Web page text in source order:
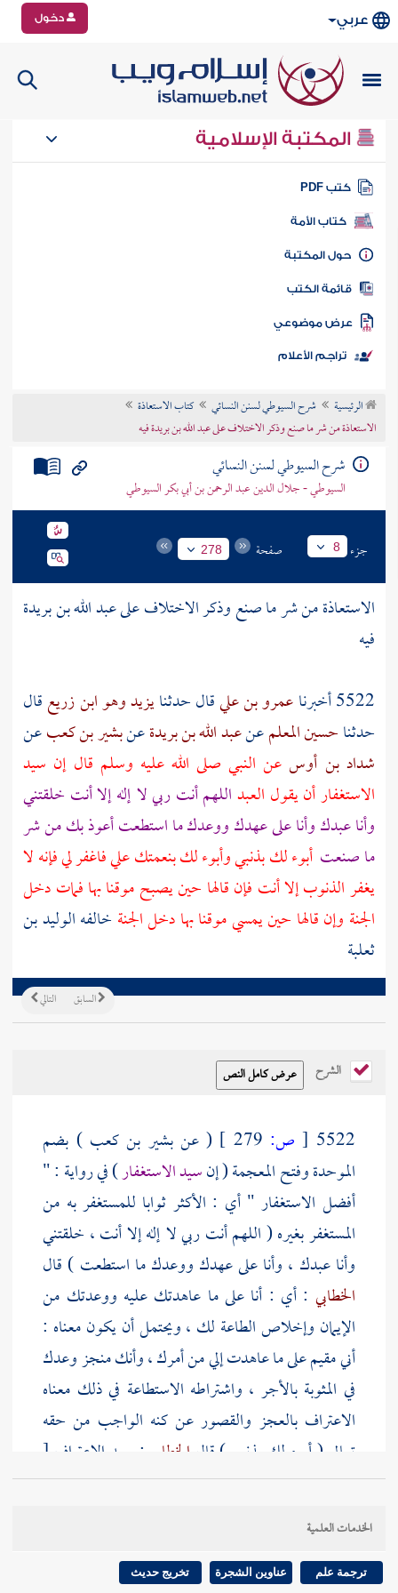
عربي دخول
المكتبة الإسلامية
كتب PDF
كتاب الأمة
المكتبة
الكتب
موضوعي
تراجم الأعلام
الرئيسية شرح السيوطي لسنن النسائي
كتاب الاستعاذة
الاستعاذة من شر ما صنع وذكر الاختلاف على عبد الله بن بريدة فيه
شرح السيوطي لسنن النسائي
السيوطي - جلال الدين عبد الرحمن بن أبي بكر السيوطي
جزء 8 صفحة 278
الاستعاذة من شر ما صنع وذكر الاختلاف علىعبد الله بن بريدة
فيه
5522 أخبرنا
عمرو بن عليقال حدثنايزيد وهو ابن زريعقال
حدثناحسين المعلمعنعبد الله بن بريدةعنبشير بن كعبعن
شداد بن أوس عن النبي صلى الله عليه وسلم قال إن سيد
الاستغفار أن يقول العبداللهم أنت ربي لا إله إلا أنت خلقتني
وأنا عبدك وأنا على عهدك ووعدك ما استطعت أعوذ بك من شر
ما صنعت أبوء لك بذنبي وأبوء لك بنعمتك علي فاغفر لي فإنه لا
يغفر الذنوب إلا أنت فإن قالها حين يصبح موقنا بها فمات دخل
الجنة وإن قالها حين يمسي موقنا بها دخل الجنة خالفهالوليد بن
ثعلبة
التالي السابق
الشرح
5522
[ ص: ( عنبشير بن كعب) بضم
الموحدة وفتح المعجمة ( إنسيد الاستغفار) في رواية : "
أفضل الاستغفار " أي : الأكثر ثوابا للمستغفر به من
المستغفر بغيره ( اللهم أنت ربي لا إله إلا أنت ، خلقتني
وأنا عبدك ، وأنا على عهدك ووعدك ما استطعت ) قال
الخطابي : أي : أنا على ما عاهدتك عليه ووعدتك من
الإيمان وإخلاص الطاعة لك ، ويحتمل أن يكون معناه :
أني مقيم على ما عاهدت إلي من أمرك ، وأنك منجز وعدك
في المثوبة بالأجر ، واشتراطه الاستطاعة في ذلك معناه
الاعتراف بالعجز والقصور عن كنه الواجب من حقه
تعالى ( أبوء لك بذنبي ) قال الخطابي : يريد الاعتراف [
ص:280 ]
به ، ويقال : باء فلان بذنبه إذا احتمله كرها
لا يستطيع دفعه عن نفسه ( فإن قالها حين يصبح موقنا بها
فمات دخل الجنة ) قال
وإن لم يقلها - يدخل الجنة . قلت : المراد أنه يدخلها ابتداء
الخدمات العلمية
ترجمة علم عناوين الشجرة تخريج حديث